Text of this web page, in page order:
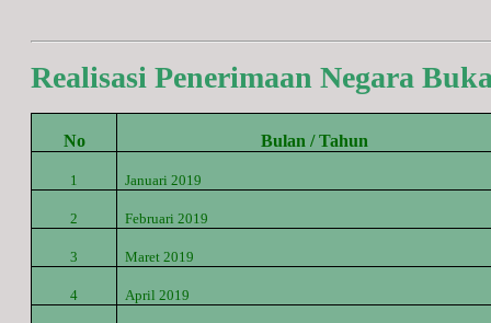
Realisasi Penerimaan Negara
No Bulan / Tahun
1 Januari 2019
2 Februari 2019
3 Maret 2019
4 April 2019